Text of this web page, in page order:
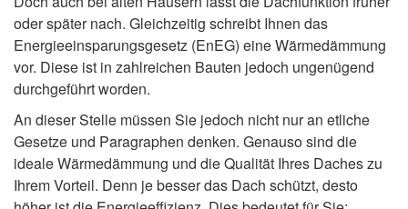
oder später nach. Gleichzeitig schreibt Ihnen das
Energieeinsparungsgesetz (EnEG) eine Wärmedämmung
vor. Diese ist in zahlreichen Bauten jedoch ungenügend
durchgeführt worden.
An dieser Stelle müssen Sie jedoch nicht nur an etliche
Gesetze und Paragraphen denken. Genauso sind die
ideale Wärmedämmung und die Qualität Ihres Daches zu
Ihrem Vorteil. Denn je besser das Dach schützt, desto